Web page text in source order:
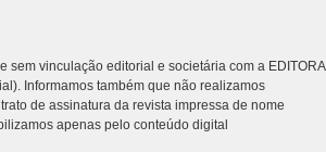
sem vinculação editorial e societária com a EDITORA
Informamos também que não realizamos
de assinatura da revista impressa de nome
apenas pelo conteúdo digital